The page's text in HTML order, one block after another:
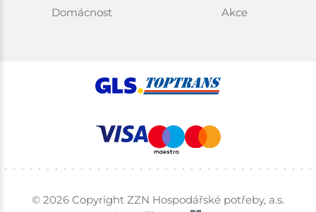
Domácnost
Akce
© 2026 Copyright ZZN Hospodářské potřeby, a.s.